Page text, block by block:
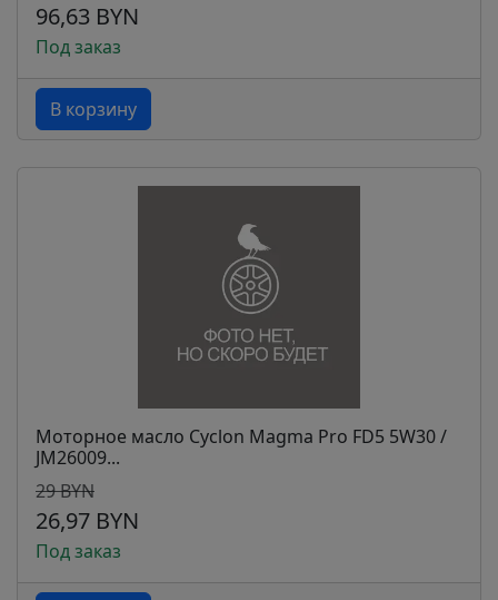
96,63 BYN
Под заказ
В корзину
Моторное масло Cyclon Magma Pro FD5 5W30 /
JM26009...
29 BYN
26,97 BYN
Под заказ